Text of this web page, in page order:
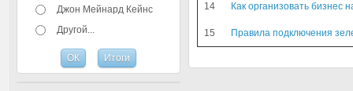
Джон Мейнард Кейнс
Другой...
14 Как организовать бизнес
15 Правила подключения